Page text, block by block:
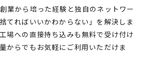
業から培った経験と独自のネットワー
てればいいかわからない」を解決しま
場への直接持ち込みも無料で受け付け
からでもお気軽にご利用いただけま